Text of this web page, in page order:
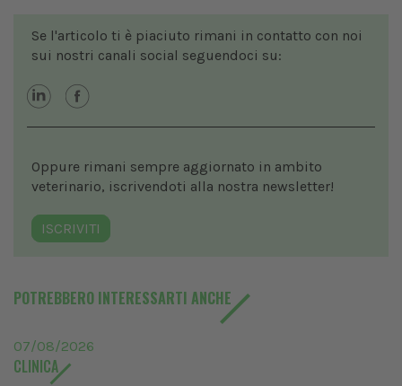
Se l'articolo ti è piaciuto rimani in contatto con noi
sui nostri canali social seguendoci su:
Oppure rimani sempre aggiornato in ambito
veterinario, iscrivendoti alla nostra newsletter!
ISCRIVITI
POTREBBERO INTERESSARTI ANCHE
07/08/2026
CLINICA